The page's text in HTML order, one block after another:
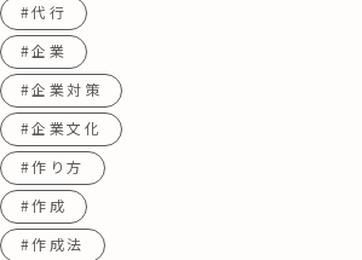
#代行
#企業
#企業対策
#企業文化
#作り方
#作成
#作成法